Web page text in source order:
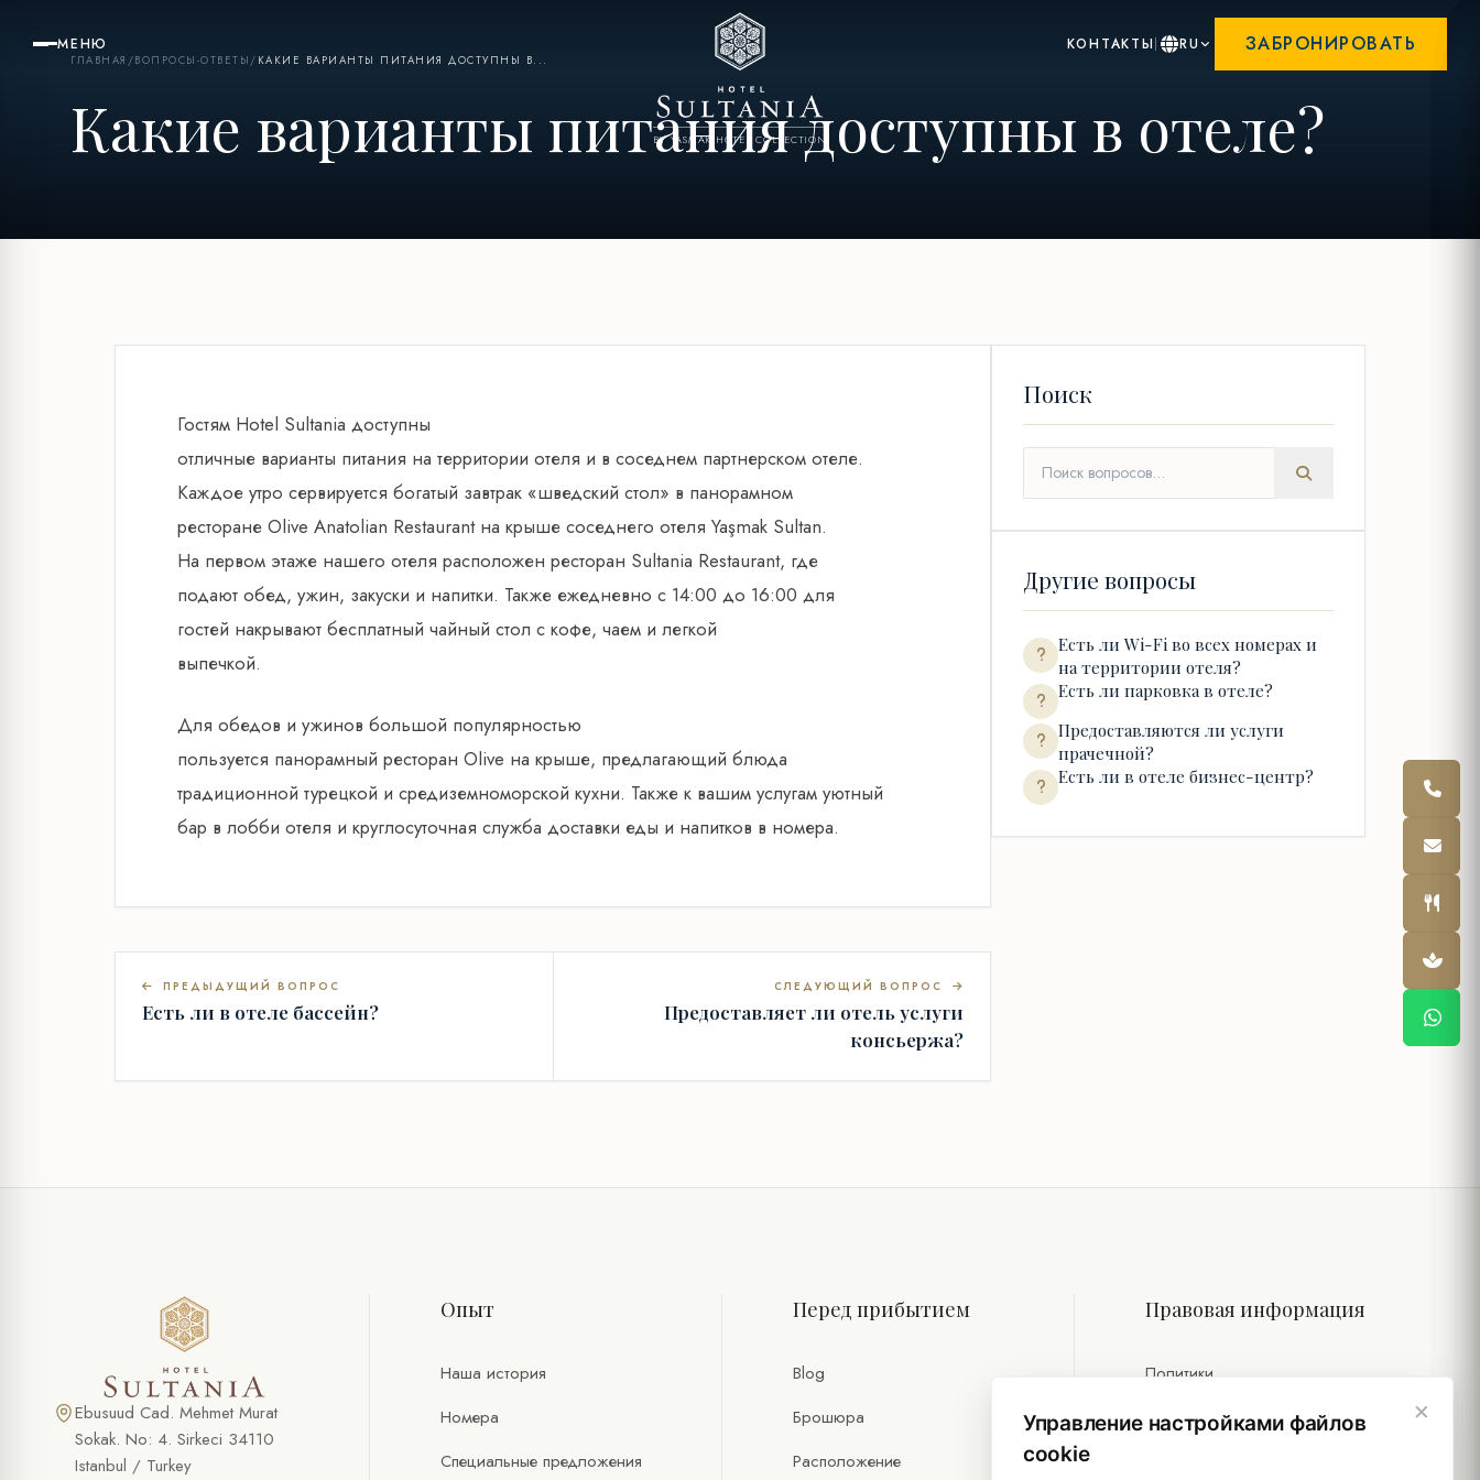
МЕНЮ
BY YASMAK HOTEL COLLECTION
КОНТАКТЫ RU ЗАБРОНИРОВАТЬ
ГЛАВНАЯ /ВОПРОСЫ-ОТВЕТЫ / КАКИЕ ВАРИАНТЫ ПИТАНИЯ ДОСТУПНЫ В...
Какие варианты питания доступны в отеле?
Гостям Hotel Sultania доступны
отличные варианты питания на территории отеля и в соседнем партнерском отеле.
Каждое утро сервируется богатый завтрак «шведский стол» в панорамном
ресторане Olive Anatolian Restaurant на крыше соседнего отеля Yaşmak Sultan.
На первом этаже нашего отеля расположен ресторан Sultania Restaurant, где
подают обед, ужин, закуски и напитки. Также ежедневно с 14:00 до 16:00 для
гостей накрывают бесплатный чайный стол с кофе, чаем и легкой
выпечкой.
Для обедов и ужинов большой популярностью
пользуется панорамный ресторан Olive на крыше, предлагающий блюда
традиционной турецкой и средиземноморской кухни. Также к вашим услугам уютный
бар в лобби отеля и круглосуточная служба доставки еды и напитков в номера.
ПРЕДЫДУЩИЙ ВОПРОС
Есть ли в отеле бассейн?
СЛЕДУЮЩИЙ ВОПРОС
Предоставляет ли отель услуги
консьержа?
Поиск
Другие вопросы
Есть ли Wi-Fi во всех номерах и
на территории отеля?
Есть ли парковка в отеле?
Предоставляются ли услуги
прачечной?
Есть ли в отеле бизнес-центр?
Ebusuud Cad. Mehmet Murat
Sokak. No: 4. Sirkeci 34110
Istanbul / Turkey
Опыт
Наша история
Номера
Специальные предложения
Перед прибытием
Blog
Брошюра
Расположение
Правовая информация
Политики
Устойчивость
×
Управление настройками файлов
cookie